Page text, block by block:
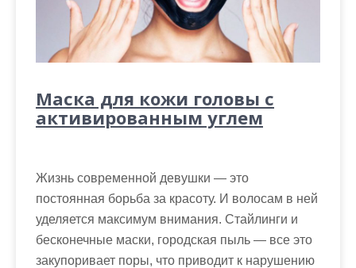
Маска для кожи головы с
активированным углем
Жизнь современной девушки — это
постоянная борьба за красоту. И волосам в ней
уделяется максимум внимания. Стайлинги и
бесконечные маски, городская пыль — все это
закупоривает поры, что приводит к нарушению